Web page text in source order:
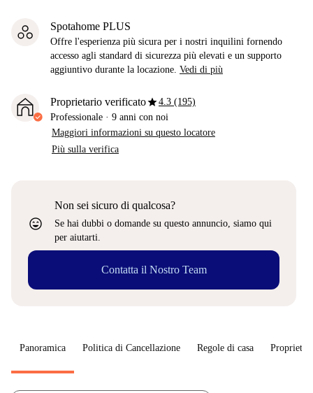
Spotahome PLUS
Offre l'esperienza più sicura per i nostri inquilini fornendo
accesso agli standard di sicurezza più elevati e un supporto
aggiuntivo durante la locazione. Vedi di più
Proprietario verificatostar4.3 (195)
Professionale · 9 anni con noi
Maggiori informazioni su questo locatore
Più sulla verifica
sentiment_very_satisfied
Non sei sicuro di qualcosa?
Se hai dubbi o domande su questo annuncio, siamo qui
per aiutarti.
Contatta il Nostro Team
Panoramica Politica di Cancellazione Regole di casa